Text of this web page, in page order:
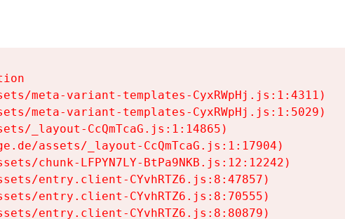
meta-variant-templates-CyxRWpHj.js:1:4311)
meta-variant-templates-CyxRWpHj.js:1:5029)
_layout-CcQmTcaG.js:1:14865)
assets/_layout-CcQmTcaG.js:1:17904)
chunk-LFPYN7LY-BtPa9NKB.js:12:12242)
entry.client-CYvhRTZ6.js:8:47857)
entry.client-CYvhRTZ6.js:8:70555)
entry.client-CYvhRTZ6.js:8:80879)